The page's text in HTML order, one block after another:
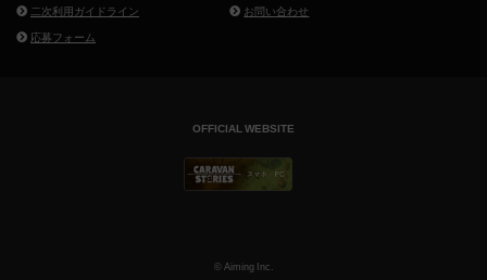
二次利用ガイドライン
お問い合わせ
応募フォーム
OFFICIAL WEBSITE
© Aiming Inc.